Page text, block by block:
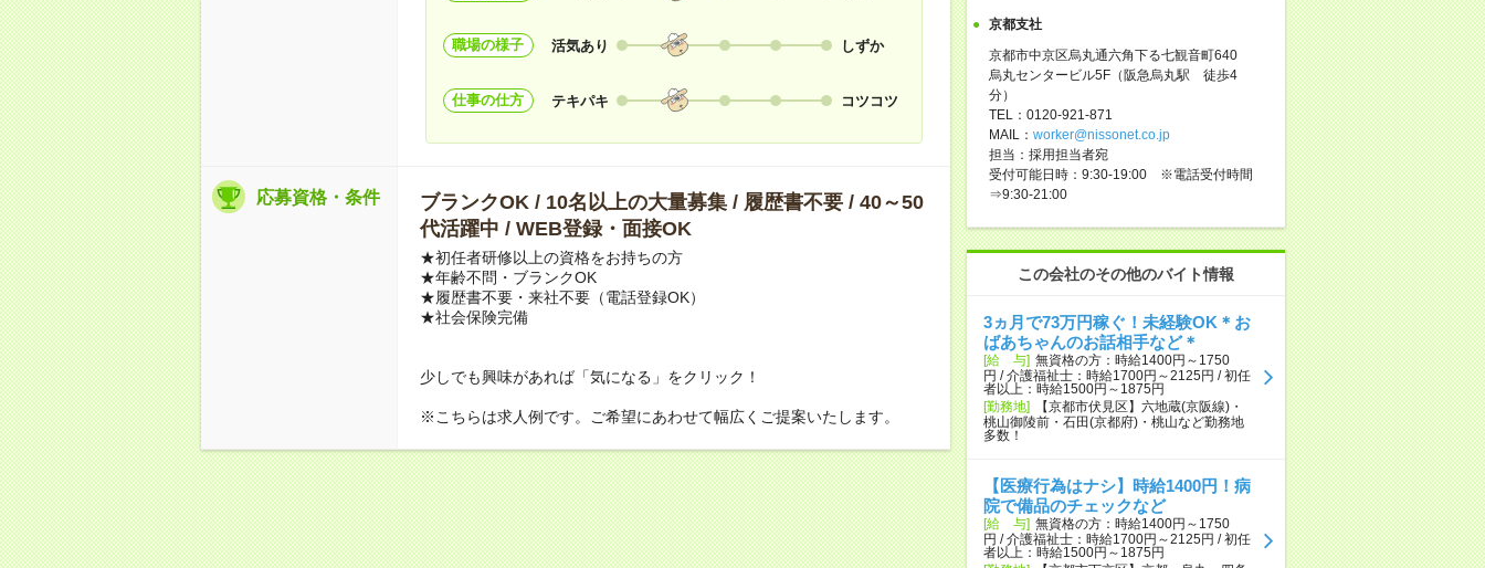
職場の様子 活気あり しずか
仕事の仕方 テキパキ コツコツ
応募資格・条件
ブランクOK / 10名以上の大量募集 / 履歴書不要 / 40～50
代活躍中 / WEB登録・面接OK
★初任者研修以上の資格をお持ちの方
★年齢不問・ブランクOK
★履歴書不要・来社不要（電話登録OK）
★社会保険完備
少しでも興味があれば「気になる」をクリック！
※こちらは求人例です。ご希望にあわせて幅広くご提案いたします。
京都支社
京都市中京区烏丸通六角下る七観音町640
烏丸センタービル5F（阪急烏丸駅 徒歩4
分）
TEL：0120-921-871
MAIL： worker@nissonet.co.jp
担当：採用担当者宛
受付可能日時：9:30-19:00 ※電話受付時間
⇒9:30-21:00
この会社のその他のバイト情報
3ヵ月で73万円稼ぐ！未経験OK＊お
ばあちゃんのお話相手など＊
[給 与] 無資格の方：時給1400円～1750
円 / 介護福祉士：時給1700円～2125円 / 初任
者以上：時給1500円～1875円
[勤務地]
【京都市伏見区】六地蔵(京阪線)・
桃山御陵前・石田(京都府)・桃山など勤務地
多数！
【医療行為はナシ】時給1400円！病
院で備品のチェックなど
[給 与] 無資格の方：時給1400円～1750
円 / 介護福祉士：時給1700円～2125円 / 初任
者以上：時給1500円～1875円